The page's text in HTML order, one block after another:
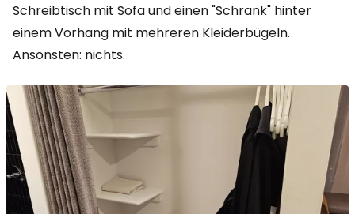
Schreibtisch mit Sofa und einen "Schrank" hinter
einem Vorhang mit mehreren Kleiderbügeln.
Ansonsten: nichts.